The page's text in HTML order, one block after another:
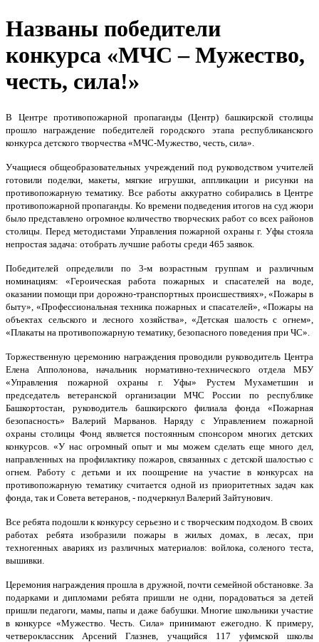
Названы победители
конкурса «МЧС – Мужество,
честь, сила!»
В Центре противопожарной пропаганды (Центр) башкирской столицы
прошло награждение победителей городского этапа республиканского
конкурса детского творчества «МЧС-Мужество, честь, сила».
Учащиеся общеобразовательных учреждений под руководством учителей
готовили поделки, макеты, мягкие игрушки, аппликации и рисунки на
противопожарную тематику. Все работы аккуратно собирались в Центре
противопожарной пропаганды. Ко времени подведения итогов на суд жюри
было представлено огромное количество творческих работ со всех районов
столицы. Перед методистами Управления пожарной охраны г. Уфы стояла
непростая задача: отобрать лучшие работы среди 465 заявок.
Победителей определили по 3-м возрастным группам и различным
номинациям: «Героическая работа пожарных и спасателей на воде,
оказании помощи при дорожно-транспортных происшествиях», «Пожары в
быту», «Профессиональная техника пожарных и спасателей», «Пожары на
объектах сельского и лесного хозяйства», «Детская шалость с огнем»,
«Плакаты на противопожарную тематику, безопасного поведения при ЧС».
Торжественную церемонию награждения проводили руководитель Центра
Елена Апполонова, начальник нормативно-технического отдела МБУ
«Управления пожарной охраны г. Уфы» Рустем Мухаметшин и
председатель ветеранской организации МЧС России по республике
Башкортостан, руководитель башкирского филиала фонда «Пожарная
безопасность» Валерий Марванов. Наряду с Управлением пожарной
охраны столицы Фонд является постоянным спонсором многих детских
конкурсов. «У нас огромный опыт и мы можем сделать еще много дел,
направленных на профилактику пожаров, связанных с детской шалостью с
огнем. Работу с детьми и их поощрение на участие в конкурсах на
противопожарную тематику считается одной из приоритетных задач как
фонда, так и Совета ветеранов, - подчеркнул Валерий Зайтунович.
Все ребята подошли к конкурсу серьезно и с творческим подходом. В своих
работах ребята изобразили пожары в жилых домах, в лесах, при
техногенных авариях из различных материалов: войлока, соленого теста,
вышивки.
Церемония награждения прошла в дружной, почти семейной обстановке. За
подарками и дипломами ребята пришли не одни, порадоваться за детей
пришли педагоги, мамы, папы и даже бабушки. Многие школьники участие
в конкурсе «Мужество. Честь. Сила» принимают ежегодно. К примеру,
четвероклассник Арсений Глазнев, учащийся 117 уфимской школы